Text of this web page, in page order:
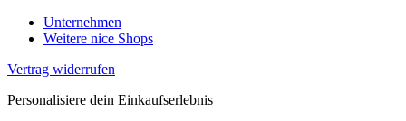
Unternehmen
Weitere nice Shops
Vertrag widerrufen
Personalisiere dein Einkaufserlebnis